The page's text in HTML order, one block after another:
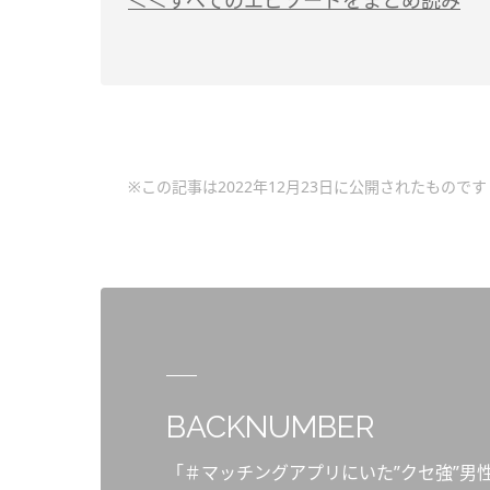
※この記事は2022年12月23日に公開されたものです
BACKNUMBER
「＃マッチングアプリにいた”クセ強”男